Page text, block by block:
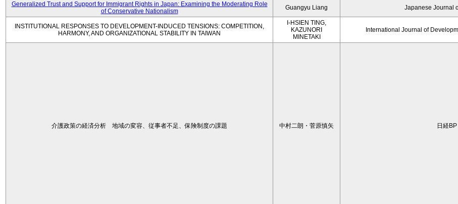
Generalized Trust and Support for Immigrant Rights in Japan: Examining the Moderating Role
of Conservative Nationalism
Guangyu Liang Japanese Journal
INSTITUTIONAL RESPONSES TO DEVELOPMENT-INDUCED TENSIONS: COMPETITION,
HARMONY, AND ORGANIZATIONAL STABILITY IN TAIWAN
I-HSIEN TING,
KAZUNORI
MINETAKI
International Journal of
介護政策の経済分析 地域の変容、従事者不足、保険制度の課題 中村二朗・菅原慎矢 日経BP